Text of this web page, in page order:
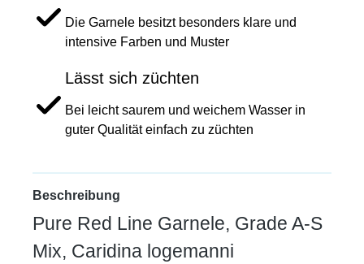
Die Garnele besitzt besonders klare und
intensive Farben und Muster
Lässt sich züchten
Bei leicht saurem und weichem Wasser in
guter Qualität einfach zu züchten
Beschreibung
Pure Red Line Garnele, Grade A-S
Mix, Caridina logemanni